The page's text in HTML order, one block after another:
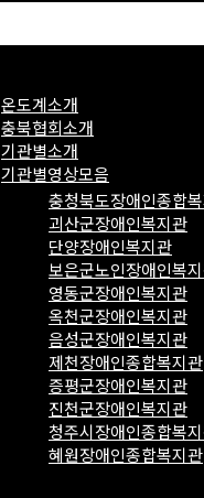
온도계소개
충북협회소개
기관별소개
기관별영상모음
충청북도장애인종합
괴산군장애인복지관
단양장애인복지관
보은군노인장애인복
영동군장애인복지관
옥천군장애인복지관
음성군장애인복지관
제천장애인종합복지관
증평군장애인복지관
진천군장애인복지관
청주시장애인종합복
혜원장애인종합복지관